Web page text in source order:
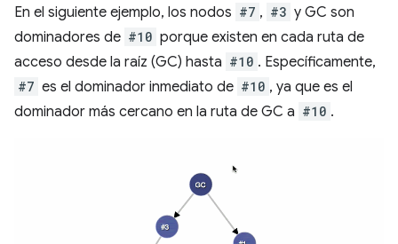
En el siguiente ejemplo, los nodos #7 , #3 y GC son
dominadores de #10 porque existen en cada ruta de
acceso desde la raíz (GC) hasta #10 . Específicamente,
#7 es el dominador inmediato de #10 , ya que es el
dominador más cercano en la ruta de GC a #10 .